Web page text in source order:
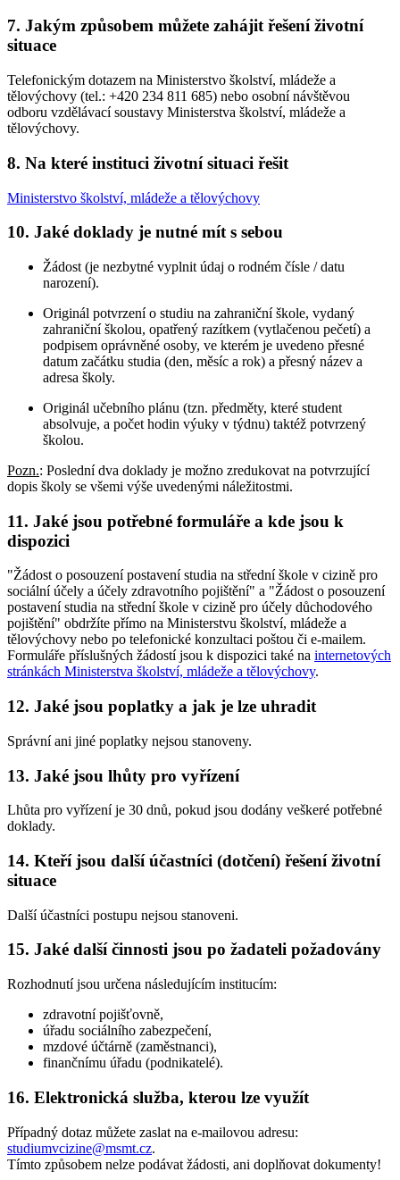
7. Jakým způsobem můžete zahájit řešení životní
situace
Telefonickým dotazem na Ministerstvo školství, mládeže a
tělovýchovy (tel.: +420 234 811 685) nebo osobní návštěvou
odboru vzdělávací soustavy Ministerstva školství, mládeže a
tělovýchovy.
8. Na které instituci životní situaci řešit
Ministerstvo školství, mládeže a tělovýchovy
10. Jaké doklady je nutné mít s sebou
Žádost (je nezbytné vyplnit údaj o rodném čísle / datu
narození).
Originál potvrzení o studiu na zahraniční škole, vydaný
zahraniční školou, opatřený razítkem (vytlačenou pečetí) a
podpisem oprávněné osoby, ve kterém je uvedeno přesné
datum začátku studia (den, měsíc a rok) a přesný název a
adresa školy.
Originál učebního plánu (tzn. předměty, které student
absolvuje, a počet hodin výuky v týdnu) taktéž potvrzený
školou.
Pozn.: Poslední dva doklady je možno zredukovat na potvrzující
dopis školy se všemi výše uvedenými náležitostmi.
11. Jaké jsou potřebné formuláře a kde jsou k
dispozici
"Žádost o posouzení postavení studia na střední škole v cizině pro
sociální účely a účely zdravotního pojištění" a "Žádost o posouzení
postavení studia na střední škole v cizině pro účely důchodového
pojištění" obdržíte přímo na Ministerstvu školství, mládeže a
tělovýchovy nebo po telefonické konzultaci poštou či e-mailem.
Formuláře příslušných žádostí jsou k dispozici také na internetových
stránkách Ministerstva školství, mládeže a tělovýchovy.
12. Jaké jsou poplatky a jak je lze uhradit
Správní ani jiné poplatky nejsou stanoveny.
13. Jaké jsou lhůty pro vyřízení
Lhůta pro vyřízení je 30 dnů, pokud jsou dodány veškeré potřebné
doklady.
14. Kteří jsou další účastníci (dotčení) řešení životní
situace
Další účastníci postupu nejsou stanoveni.
15. Jaké další činnosti jsou po žadateli požadovány
Rozhodnutí jsou určena následujícím institucím:
zdravotní pojišťovně,
úřadu sociálního zabezpečení,
mzdové účtárně (zaměstnanci),
finančnímu úřadu (podnikatelé).
16. Elektronická služba, kterou lze využít
Případný dotaz můžete zaslat na e-mailovou adresu:
studiumvcizine@msmt.cz.
Tímto způsobem nelze podávat žádosti, ani doplňovat dokumenty!